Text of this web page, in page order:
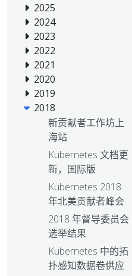
2025
2024
2023
2022
2021
2020
2019
2018
新贡献者工作坊上
海站
Kubernetes 文档更
新，国际版
Kubernetes 2018
年北美贡献者峰会
2018 年督导委员会
选举结果
Kubernetes 中的拓
扑感知数据卷供应